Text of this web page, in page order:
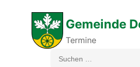
Gemeinde
Termine